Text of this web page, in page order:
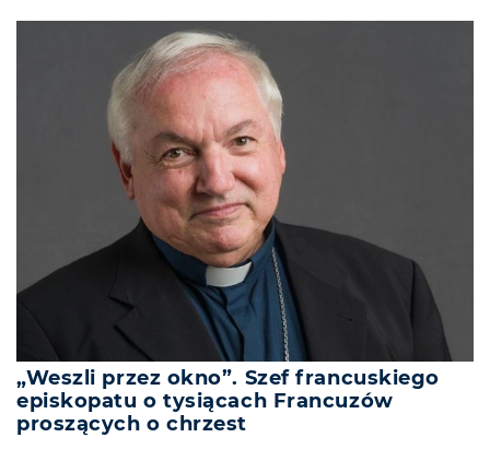
„Weszli przez okno”. Szef francuskiego
episkopatu o tysiącach Francuzów
proszących o chrzest